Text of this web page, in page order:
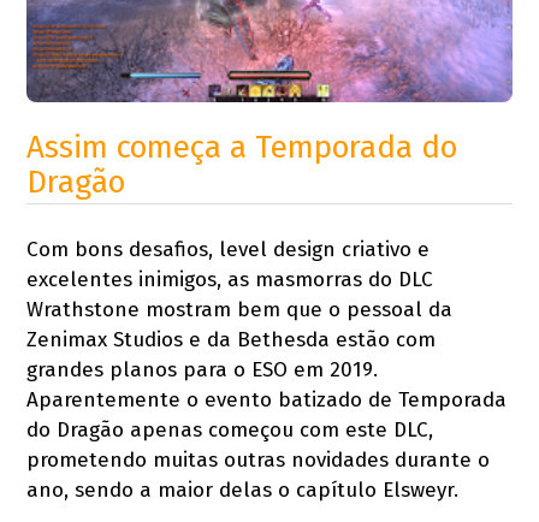
Assim começa a Temporada do
Dragão
Com bons desafios, level design criativo e
excelentes inimigos, as masmorras do DLC
Wrathstone mostram bem que o pessoal da
Zenimax Studios e da Bethesda estão com
grandes planos para o ESO em 2019.
Aparentemente o evento batizado de Temporada
do Dragão apenas começou com este DLC,
prometendo muitas outras novidades durante o
ano, sendo a maior delas o capítulo Elsweyr.